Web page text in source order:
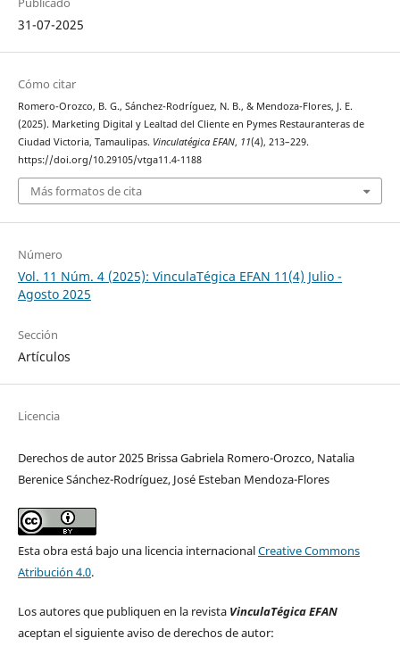
31-07-2025
Cómo citar
Romero-Orozco, B. G., Sánchez-Rodríguez, N. B., & Mendoza-Flores, J. E.
(2025). Marketing Digital y Lealtad del Cliente en Pymes Restauranteras de
Ciudad Victoria, Tamaulipas. Vinculatégica EFAN, 11(4), 213–229.
https://doi.org/10.29105/vtga11.4-1188
Más formatos de cita
Número
Vol. 11 Núm. 4 (2025): VinculaTégica EFAN 11(4) Julio -
Agosto 2025
Sección
Artículos
Licencia
Derechos de autor 2025 Brissa Gabriela Romero-Orozco, Natalia
Berenice Sánchez-Rodríguez, José Esteban Mendoza-Flores
Esta obra está bajo una licencia internacionalCreative Commons
Atribución 4.0.
Los autores que publiquen en la revista VinculaTégica EFAN
aceptan el siguiente aviso de derechos de autor: